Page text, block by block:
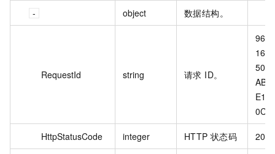
object 数据结构。
RequestId string 请求 ID。
0C1
HttpStatusCode integer HTTP 状态码 200